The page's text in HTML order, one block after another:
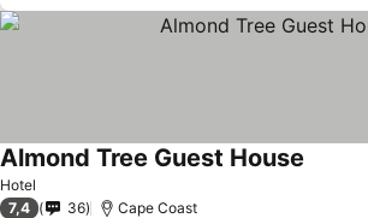
Hotel
Almond Tree Guest House
7,4 36 Cape Coast